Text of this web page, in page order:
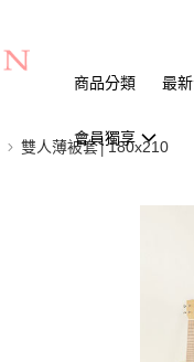
商品分類 最
會員獨享
雙人薄被套│180x210